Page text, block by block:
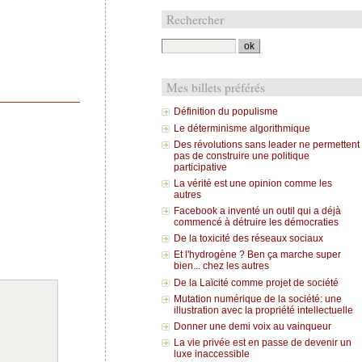
Rechercher
Mes billets préférés
Définition du populisme
Le déterminisme algorithmique
Des révolutions sans leader ne permettent
pas de construire une politique
participative
La vérité est une opinion comme les
autres
Facebook a inventé un outil qui a déjà
commencé à détruire les démocraties
De la toxicité des réseaux sociaux
Et l'hydrogène ? Ben ça marche super
bien... chez les autres
De la Laïcité comme projet de société
Mutation numérique de la société: une
illustration avec la propriété intellectuelle
Donner une demi voix au vainqueur
La vie privée est en passe de devenir un
luxe inaccessible